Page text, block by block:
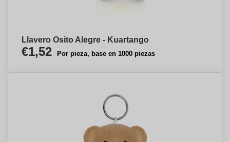
Llavero Osito Alegre - Kuartango
€1,52 Por pieza, base en 1000 piezas